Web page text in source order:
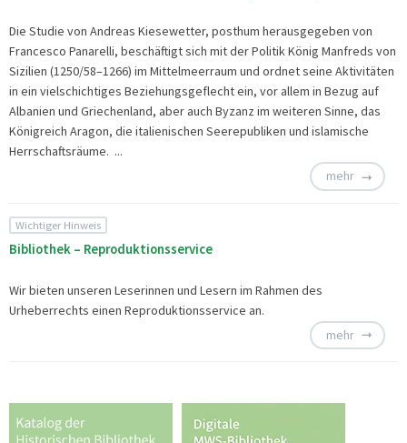
Die Studie von Andreas Kiesewetter, posthum herausgegeben von
Francesco Panarelli, beschäftigt sich mit der Politik König Manfreds von
Sizilien (1250/58–1266) im Mittelmeerraum und ordnet seine Aktivitäten
in ein vielschichtiges Beziehungsgeflecht ein, vor allem in Bezug auf
Albanien und Griechenland, aber auch Byzanz im weiteren Sinne, das
Königreich Aragon, die italienischen Seerepubliken und islamische
Herrschaftsräume. ...
mehr
Wichtiger Hinweis
Bibliothek – Reproduktionsservice
Wir bieten unseren Leserinnen und Lesern im Rahmen des
Urheberrechts einen Reproduktionsservice an.
mehr